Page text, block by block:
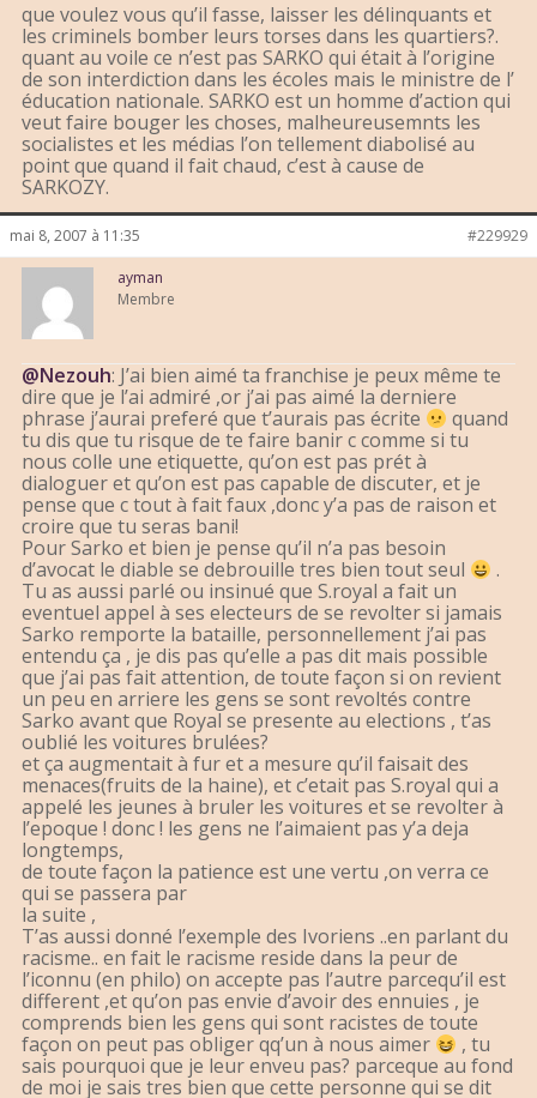
que voulez vous qu’il fasse, laisser les délinquants et
les criminels bomber leurs torses dans les quartiers?.
quant au voile ce n’est pas SARKO qui était à l’origine
de son interdiction dans les écoles mais le ministre de l’
éducation nationale. SARKO est un homme d’action qui
veut faire bouger les choses, malheureusemnts les
socialistes et les médias l’on tellement diabolisé au
point que quand il fait chaud, c’est à cause de
SARKOZY.
mai 8, 2007 à 11:35 #229929
ayman
Membre
@Nezouh: J’ai bien aimé ta franchise je peux même te
dire que je l’ai admiré ,or j’ai pas aimé la derniere
phrase j’aurai preferé que t’aurais pas écrite
quand
tu dis que tu risque de te faire banir c comme si tu
nous colle une etiquette, qu’on est pas prét à
dialoguer et qu’on est pas capable de discuter, et je
pense que c tout à fait faux ,donc y’a pas de raison et
croire que tu seras bani!
Pour Sarko et bien je pense qu’il n’a pas besoin
d’avocat le diable se debrouille tres bien tout seul
.
Tu as aussi parlé ou insinué que S.royal a fait un
eventuel appel à ses electeurs de se revolter si jamais
Sarko remporte la bataille, personnellement j’ai pas
entendu ça , je dis pas qu’elle a pas dit mais possible
que j’ai pas fait attention, de toute façon si on revient
un peu en arriere les gens se sont revoltés contre
Sarko avant que Royal se presente au elections , t’as
oublié les voitures brulées?
et ça augmentait à fur et a mesure qu’il faisait des
menaces(fruits de la haine), et c’etait pas S.royal qui a
appelé les jeunes à bruler les voitures et se revolter à
l’epoque ! donc ! les gens ne l’aimaient pas y’a deja
longtemps,
de toute façon la patience est une vertu ,on verra ce
qui se passera par
la suite ,
T’as aussi donné l’exemple des Ivoriens ..en parlant du
racisme.. en fait le racisme reside dans la peur de
l’iconnu (en philo) on accepte pas l’autre parcequ’il est
different ,et qu’on pas envie d’avoir des ennuies , je
comprends bien les gens qui sont racistes de toute
façon on peut pas obliger qq’un à nous aimer
, tu
sais pourquoi que je leur enveu pas? parceque au fond
de moi je sais tres bien que cette personne qui se dit